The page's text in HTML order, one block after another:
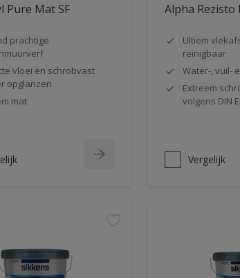
Pure Mat SF
prachtige
vloei en schrobvast
opglanzen
mat
Alpha Rezisto
Ultiem
reinigbaar
Water-, vuil-
Extreem
volgens DIN
Vergelijk